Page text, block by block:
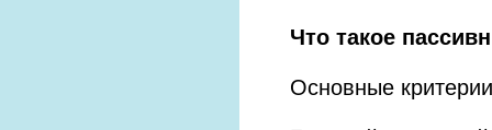
Что такое
Основные